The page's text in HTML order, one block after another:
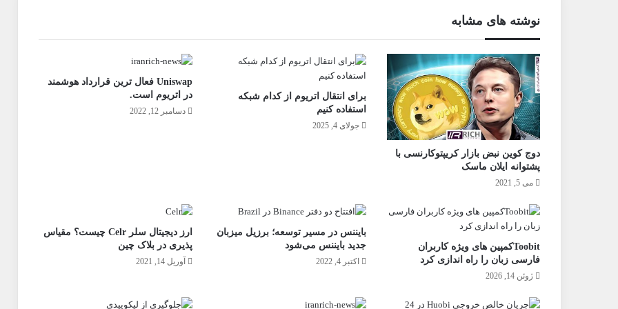
نوشته های مشابه
دوج کوین نبض بازار کریپتوکارنسی با
پشتوانه ایلان ماسک
می 5, 2021
برای انتقال اتریوم از کدام شبکه
استفاده کنیم
جولای 4, 2025
Uniswap فعال ترین قرارداد هوشمند
در اتریوم است.
دسامبر 12, 2022
Toobitکمپین های ویژه کاربران
فارسی زبان را راه اندازی کرد
ژوئن 14, 2026
بایننس در مسیر توسعه؛ برزیل میزبان
جدید بایننس می‌شود
اکتبر 4, 2022
ارز دیجیتال سلر Celr چیست؟ مقیاس
پذیری در بلاک چین
آوریل 14, 2021